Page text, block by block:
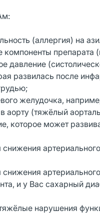
(аллергия) на
давление
развилась после
желудочка,
аорту (тяжёлый
которое может
и у Вас сахарный
нарушения